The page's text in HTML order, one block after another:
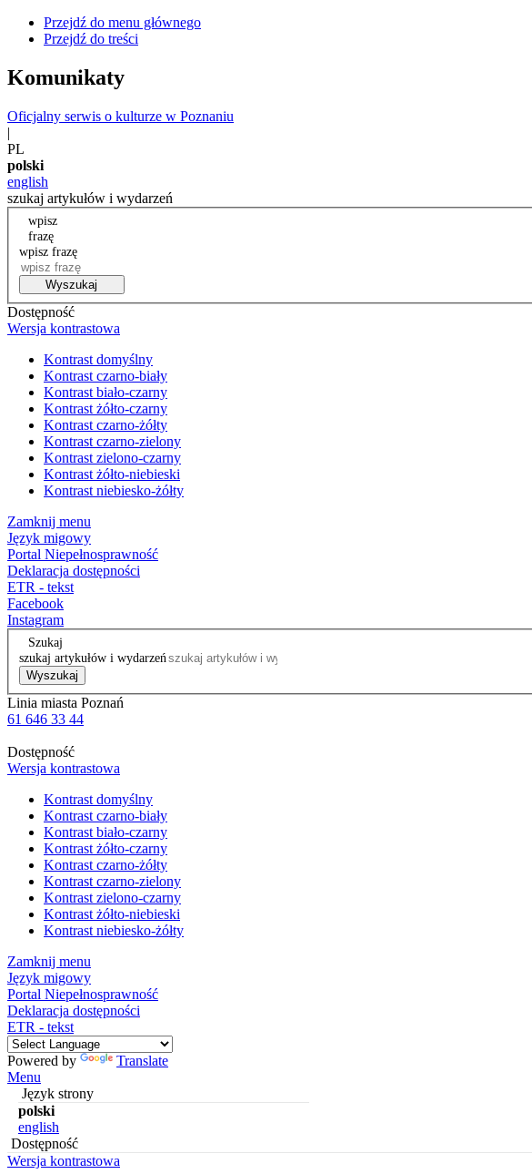
Przejdź do menu głównego
Przejdź do treści
Komunikaty
Oficjalny serwis o kulturze w Poznaniu
|
PL
polski
english
szukaj artykułów i wydarzeń
wpisz
frazę
wpisz frazę
Wyszukaj
Dostępność
Wersja kontrastowa
Kontrast domyślny
Kontrast czarno-biały
Kontrast biało-czarny
Kontrast żółto-czarny
Kontrast czarno-żółty
Kontrast czarno-zielony
Kontrast zielono-czarny
Kontrast żółto-niebieski
Kontrast niebiesko-żółty
Zamknij menu
Język migowy
Portal Niepełnosprawność
Deklaracja dostępności
ETR - tekst
Facebook
Instagram
Szukaj
szukaj artykułów i wydarzeń
Wyszukaj
Linia miasta Poznań
61 646 33 44
Dostępność
Wersja kontrastowa
Kontrast domyślny
Kontrast czarno-biały
Kontrast biało-czarny
Kontrast żółto-czarny
Kontrast czarno-żółty
Kontrast czarno-zielony
Kontrast zielono-czarny
Kontrast żółto-niebieski
Kontrast niebiesko-żółty
Zamknij menu
Język migowy
Portal Niepełnosprawność
Deklaracja dostępności
ETR - tekst
Powered by
Translate
Menu
Język strony
polski
english
Dostępność
Wersja kontrastowa